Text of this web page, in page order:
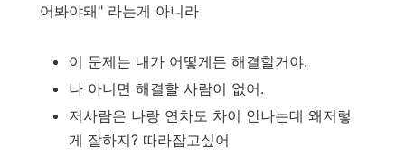
어봐야돼" 라는게 아니라
이 문제는 내가 어떻게든 해결할거야.
나 아니면 해결할 사람이 없어.
저사람은 나랑 연차도 차이 안나는데 왜저렇
게 잘하지? 따라잡고싶어